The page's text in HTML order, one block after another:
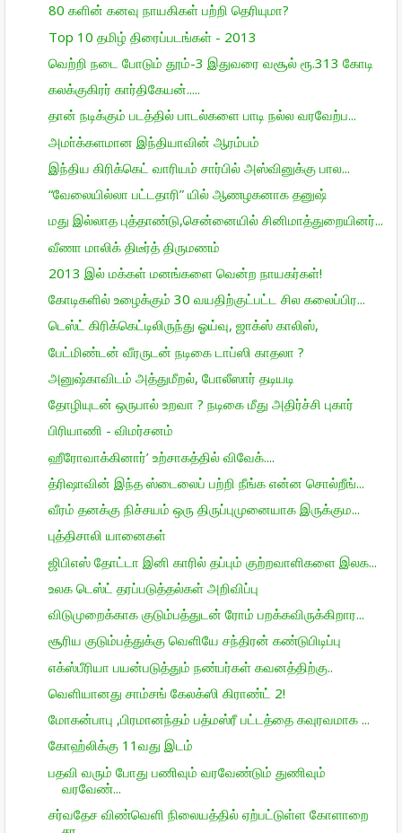
80 களின் கனவு நாயகிகள் பற்றி தெரியுமா?
Top 10 தமிழ் திரைப்படங்கள் - 2013
வெற்றி நடை போடும் தூம்-3 இதுவரை வசூல் ரூ.313 கோடி
கலக்குகிரர் கார்திகேயன்.....
தான் நடிக்கும் படத்தில் பாடல்களை பாடி நல்ல வரவேற்ப...
அமா்க்களமான இந்தியாவின் ஆரம்பம்
இந்திய கிரிக்கெட் வாரியம் சார்பில் அஸ்வினுக்கு பால...
“வேலையில்லா பட்டதாரி” யில் ஆணழகனாக தனுஷ்
மது இல்லாத புத்தாண்டு,சென்னையில் சினிமாத்துறையினர்...
வீணா மாலிக் திடீர்த் திருமணம்
2013 இல் மக்கள் மனங்களை வென்ற நாயகர்கள்!
கோடிகளில் உழைக்கும் 30 வயதிற்குட்பட்ட சில கலைப்பிர...
டெஸ்ட் கிரிக்கெட்டிலிருந்து ஓய்வு, ஜாக்ஸ் காலிஸ்,
பேட்மிண்டன் வீரருடன் நடிகை டாப்ஸி காதலா ?
அனுஷ்காவிடம் அத்துமீறல், போலீஸார் தடியடி
தோழியுடன் ஒருபால் உறவா ? நடிகை மீது அதிர்ச்சி புகார்
பிரியாணி - விமர்சனம்
ஹீரோவாக்கினார்’ உற்சாகத்தில் விவேக்....
த்ரிஷாவின் இந்த ஸ்டைலைப் பற்றி நீங்க என்ன சொல்றீங்...
வீரம் தனக்கு நிச்சயம் ஒரு திருப்புமுனையாக இருக்கும...
புத்திசாலி யானைகள்
ஜிபிஎஸ் தோட்டா இனி காரில் தப்பும் குற்றவாளிகளை இலக...
உலக டெஸ்ட் தரப்படுத்தல்கள் அறிவிப்பு
விடுமுறைக்காக குடும்பத்துடன் ரோம் பறக்கவிருக்கிறார...
சூரிய குடும்பத்துக்கு வெளியே சந்திரன் கண்டுபிடிப்பு
எக்ஸ்பீரியா பயன்படுத்தும் நண்பர்கள் கவனத்திற்கு..
வெளியானது சாம்சங் கேலக்ஸி கிராண்ட் 2!
மோகன்பாபு ,பிரமானந்தம் பத்மஸ்ரீ பட்டத்தை கவுரவமாக ...
கோஹ்லிக்கு 11வது இடம்
பதவி வரும் போது பணிவும் வரவேண்டும் துணிவும்
வரவேண்...
சர்வதேச விண்வெளி நிலையத்தில் ஏற்பட்டுள்ள கோளாறை